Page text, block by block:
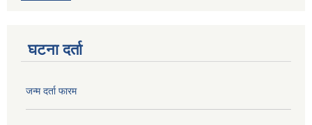
घटना दर्ता
जन्म दर्ता फारम